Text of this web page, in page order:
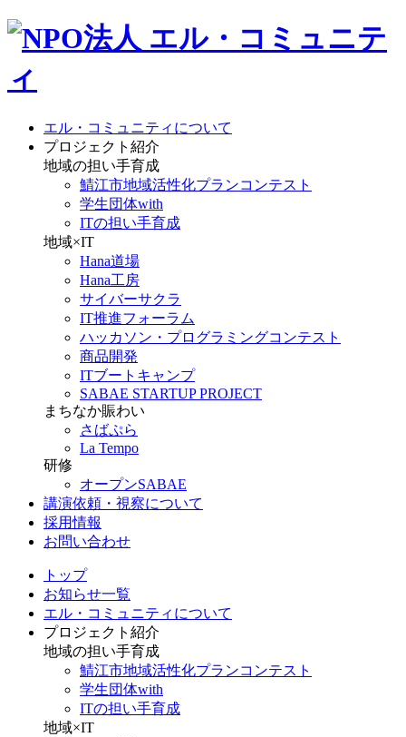
エル・コミュニティについて
プロジェクト紹介
地域の担い手育成
鯖江市地域活性化プランコンテスト
学生団体with
ITの担い手育成
地域×IT
Hana道場
Hana工房
サイバーサクラ
IT推進フォーラム
ハッカソン・プログラミングコンテスト
商品開発
ITブートキャンプ
SABAE STARTUP PROJECT
まちなか賑わい
さばぷら
La Tempo
研修
オープンSABAE
講演依頼・視察について
採用情報
お問い合わせ
トップ
お知らせ一覧
エル・コミュニティについて
プロジェクト紹介
地域の担い手育成
鯖江市地域活性化プランコンテスト
学生団体with
ITの担い手育成
地域×IT